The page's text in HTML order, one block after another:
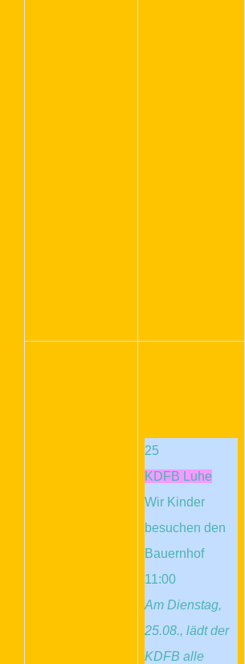
25
KDFB Luhe
Wir Kinder
besuchen den
Bauernhof
11:00
Am Dienstag,
25.08., lädt der
KDFB alle